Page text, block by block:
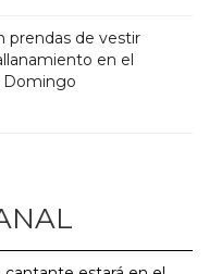
prendas de vestir
en el
Domingo